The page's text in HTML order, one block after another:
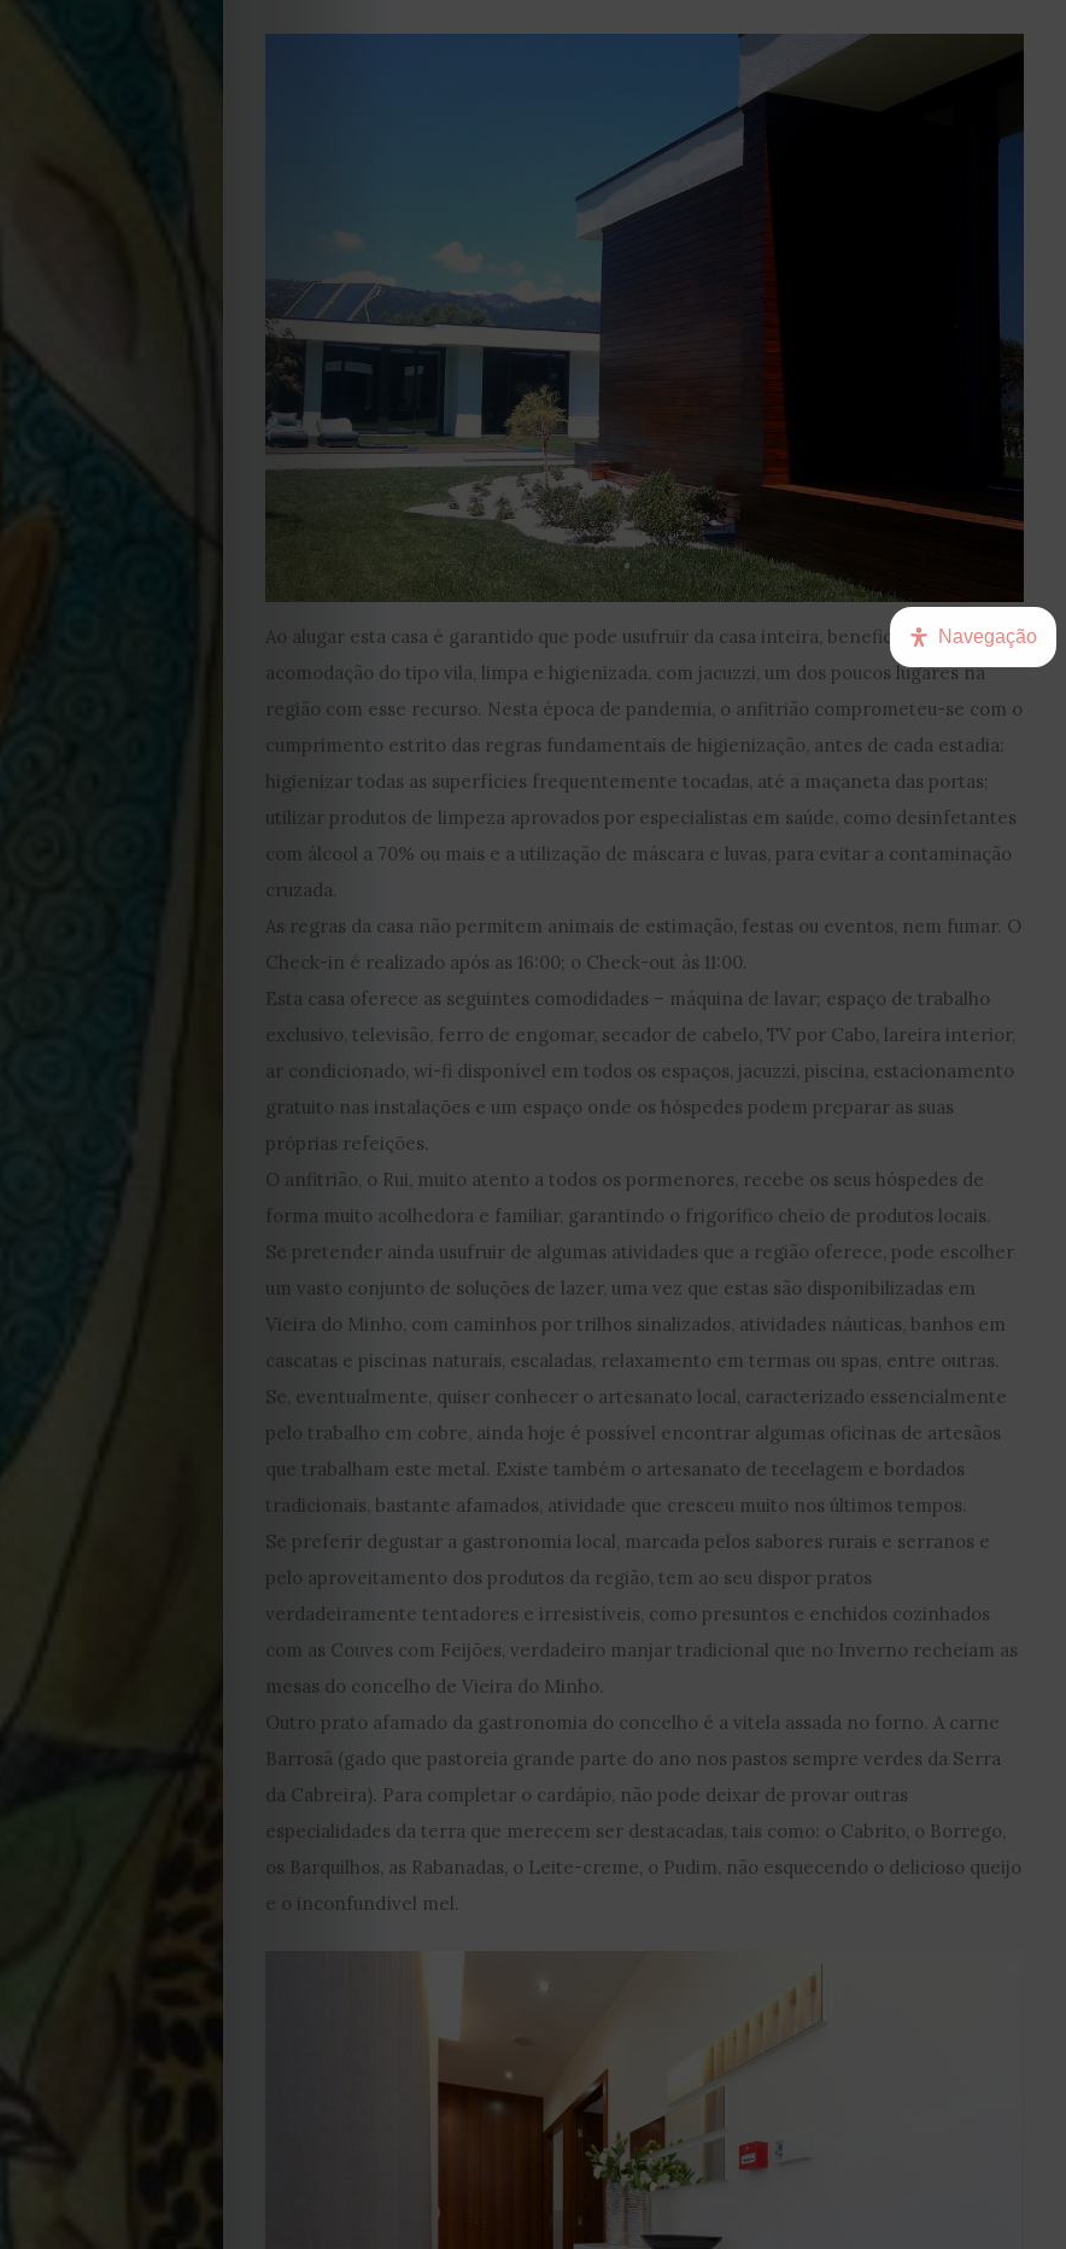
EDIÇÃO
DE
JULHO
2026
2025
2024
2023
2022
2021
Obras
de
Capa
Contactos
Estatuto
Editorial
Política
de
privacidade
Termos
e
Condições
Política
de
Cookies
Ao alugar esta casa é garantido que pode usufruir da casa inteira, beneficiando de uma
acomodação do tipo vila, limpa e higienizada, com jacuzzi, um dos poucos lugares na
região com esse recurso. Nesta época de pandemia, o anfitrião comprometeu-se com o
cumprimento estrito das regras fundamentais de higienização, antes de cada estadia:
higienizar todas as superfícies frequentemente tocadas, até a maçaneta das portas;
utilizar produtos de limpeza aprovados por especialistas em saúde, como desinfetantes
com álcool a 70% ou mais e a utilização de máscara e luvas, para evitar a contaminação
cruzada.
As regras da casa não permitem animais de estimação, festas ou eventos, nem fumar. O
Check-in é realizado após as 16:00; o Check-out às 11:00.
Esta casa oferece as seguintes comodidades – máquina de lavar; espaço de trabalho
exclusivo, televisão, ferro de engomar, secador de cabelo, TV por Cabo, lareira interior,
ar condicionado, wi-fi disponível em todos os espaços, jacuzzi, piscina, estacionamento
gratuito nas instalações e um espaço onde os hóspedes podem preparar as suas
próprias refeições.
O anfitrião, o Rui, muito atento a todos os pormenores, recebe os seus hóspedes de
forma muito acolhedora e familiar, garantindo o frigorífico cheio de produtos locais.
Se pretender ainda usufruir de algumas atividades que a região oferece, pode escolher
um vasto conjunto de soluções de lazer, uma vez que estas são disponibilizadas em
Vieira do Minho, com caminhos por trilhos sinalizados, atividades náuticas, banhos em
cascatas e piscinas naturais, escaladas, relaxamento em termas ou spas, entre outras.
Se, eventualmente, quiser conhecer o artesanato local, caracterizado essencialmente
pelo trabalho em cobre, ainda hoje é possível encontrar algumas oficinas de artesãos
que trabalham este metal. Existe também o artesanato de tecelagem e bordados
tradicionais, bastante afamados, atividade que cresceu muito nos últimos tempos.
Se preferir degustar a gastronomia local, marcada pelos sabores rurais e serranos e
pelo aproveitamento dos produtos da região, tem ao seu dispor pratos
verdadeiramente tentadores e irresistíveis, como presuntos e enchidos cozinhados
com as Couves com Feijões, verdadeiro manjar tradicional que no Inverno recheiam as
mesas do concelho de Vieira do Minho.
Outro prato afamado da gastronomia do concelho é a vitela assada no forno. A carne
Barrosã (gado que pastoreia grande parte do ano nos pastos sempre verdes da Serra
da Cabreira). Para completar o cardápio, não pode deixar de provar outras
especialidades da terra que merecem ser destacadas, tais como: o Cabrito, o Borrego,
os Barquilhos, as Rabanadas, o Leite-creme, o Pudim, não esquecendo o delicioso queijo
e o inconfundível mel.
Navegação